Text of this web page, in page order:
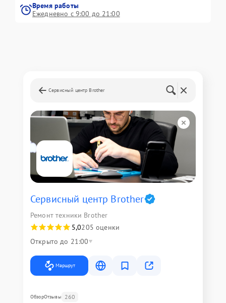
Время работы
Ежедневно с 9:00 до 21:00
Сервисный центр Brother
Сервисный центр Brother
Ремонт техники Brother
5,0205 оценки
Открыто до 21:00
Маршрут
ОбзорОтзывы 260